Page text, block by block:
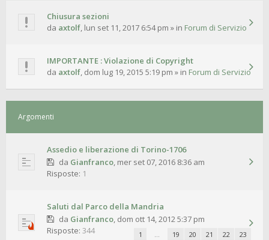
Chiusura sezioni
da axtolf, lun set 11, 2017 6:54 pm » in Forum di Servizio
IMPORTANTE : Violazione di Copyright
da axtolf, dom lug 19, 2015 5:19 pm » in Forum di Servizio
Argomenti
Assedio e liberazione di Torino-1706
da Gianfranco, mer set 07, 2016 8:36 am
Risposte: 1
Saluti dal Parco della Mandria
da Gianfranco, dom ott 14, 2012 5:37 pm
1 … 19 20 21 22 23
Risposte: 344